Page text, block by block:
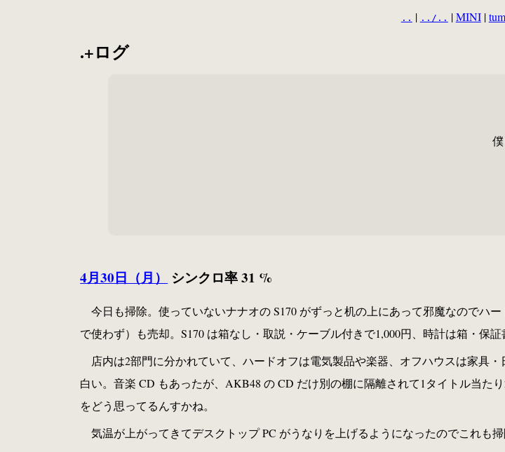
.. | ../.. |MINI|
.+ログ
4月30日（月） シンクロ率 31 %
今日も掃除。使っていないナナオの S170 がずっと机の上にあって邪魔なのでハ
で使わず）も売却。S170 は箱なし・取説・ケーブル付きで1,000円、時計は箱・保
店内は2部門に分かれていて、ハードオフは電気製品や楽器、オフハウスは家具
白い。音楽 CD もあったが、AKB48 の CD だけ別の棚に隔離されて1タイトル当た
をどう思ってるんすかね。
気温が上がってきてデスクトップ PC がうなりを上げるようになったのでこれも掃